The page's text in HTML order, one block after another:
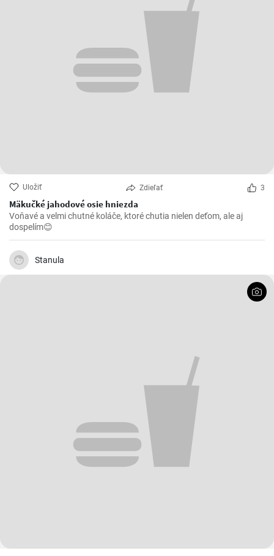
Uložiť Zdieľať 3
Mäkučké jahodové osie hniezda
Voňavé a velmi chutné koláče, ktoré chutia nielen deťom, ale aj
dospelím😊
Stanula